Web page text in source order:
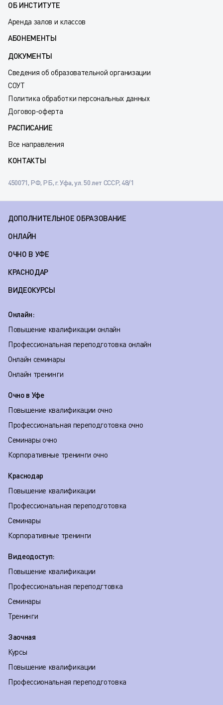
ОБ ИНСТИТУТЕ
Аренда залов и классов
АБОНЕМЕНТЫ
ДОКУМЕНТЫ
Сведения об образовательной организации
СОУТ
Политика обработки персональных данных
Договор-оферта
РАСПИСАНИЕ
Все направления
КОНТАКТЫ
450071, РФ, РБ, г. Уфа, ул. 50 лет СССР, 48/1
ДОПОЛНИТЕЛЬНОЕ ОБРАЗОВАНИЕ
ОНЛАЙН
ОЧНО В УФЕ
КРАСНОДАР
ВИДЕОКУРСЫ
Онлайн:
Повышение квалификации онлайн
Профессиональная переподготовка онлайн
Онлайн семинары
Онлайн тренинги
Очно в Уфе
Повышение квалификации очно
Профессиональная переподготовка очно
Семинары очно
Корпоративные тренинги очно
Краснодар
Повышение квалификации
Профессиональная переподготовка
Семинары
Корпоративные тренинги
Видеодоступ:
Повышение квалификации
Профессиональная переподгтовка
Семинары
Тренинги
Заочная
Курсы
Повышение квалификации
Профессиональная переподготовка